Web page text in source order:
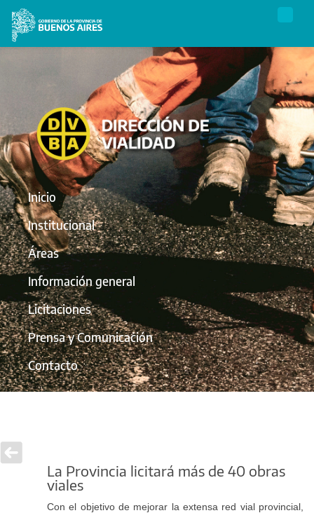
Inicio
Institucional
Áreas
Información general
Licitaciones
Prensa y Comunicación
Contacto
La Provincia licitará más de 40 obras
viales
Con el objetivo de mejorar la extensa red vial provincial,